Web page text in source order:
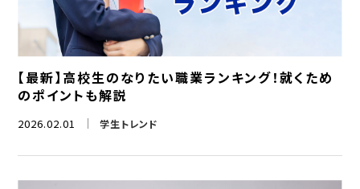
【最新】高校生のなりたい職業ランキング！就くため
のポイントも解説
2026.02.01 学生トレンド